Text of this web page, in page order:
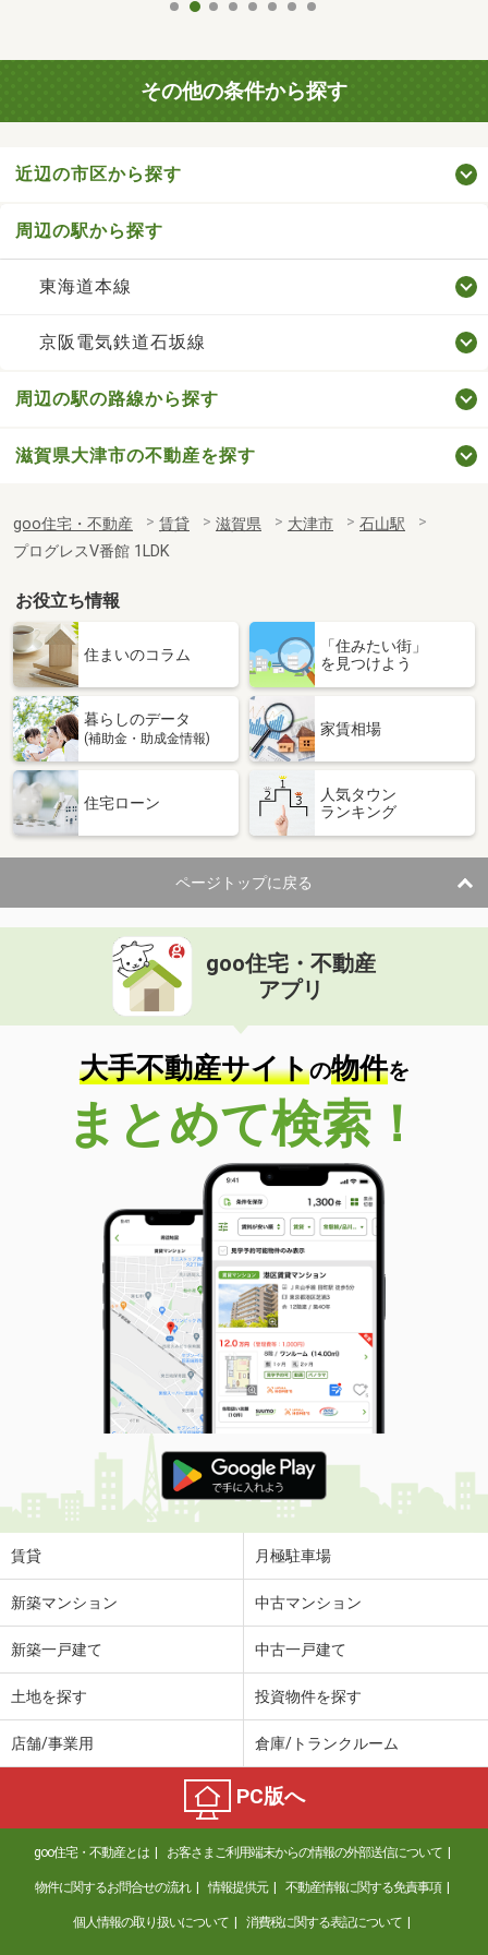
その他の条件から探す
近辺の市区から探す
周辺の駅から探す
東海道本線
京阪電気鉄道石坂線
周辺の駅の路線から探す
滋賀県大津市の不動産を探す
goo住宅・不動産 賃貸 滋賀県 大津市
石山駅
プログレスⅤ番館 1LDK
お役立ち情報
住まいのコラム
「住みたい街」
を見つけよう
暮らしのデータ
(補助金・助成金情報)
家賃相場
住宅ローン
人気タウン
ランキング
ページトップに戻る
goo住宅・不動産
アプリ
大手不動産サイトの物件を
まとめて検索！
賃貸 月極駐車場
新築マンション 中古マンション
新築一戸建て 中古一戸建て
土地を探す 投資物件を探す
店舗/事業用 倉庫/トランクルーム
PC版へ
goo住宅・不動産とは お客さまご利用端末からの情報の外部送信について
物件に関するお問合せの流れ 情報提供元 不動産情報に関する免責事項
個人情報の取り扱いについて 消費税に関する表記について